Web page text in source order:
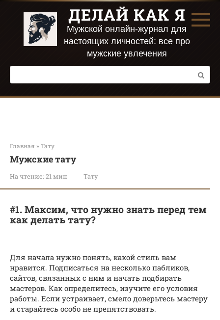
Перейти
контенту
ДЕЛАЙ КАК Я
Мужской онлайн-журнал для
настоящих личностей: все про
мужские увлечения
Поиск:
Главная » Тату
Мужские тату
На чтение: 21 мин Тату
#1. Максим, что нужно знать перед тем
как делать тату?
Для начала нужно понять, какой стиль вам
нравится. Подписаться на несколько пабликов,
сайтов, связанных с ним и начать подбирать
мастеров. Как определитесь, изучите его условия
работы. Если устраивает, смело доверьтесь мастеру
и старайтесь особо не препятствовать.